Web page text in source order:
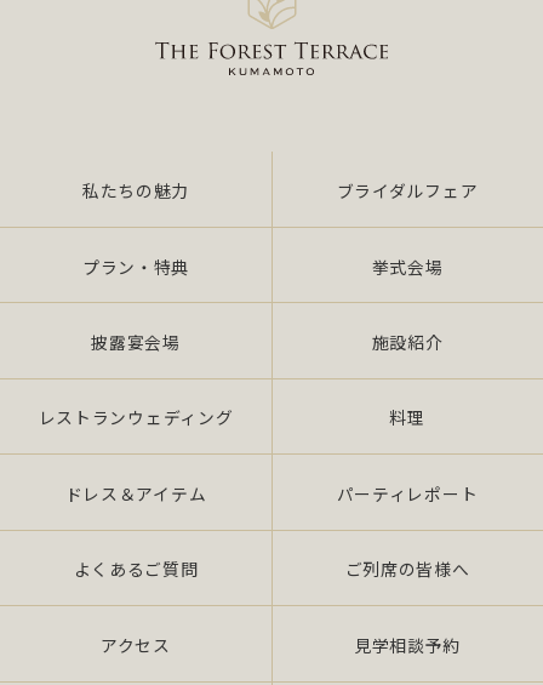
（2）互助会掛金の回収および案内に関する業務
（3）少額短期保険募集代理店としての保険募集およ
また、当社は特定された個人情報の利用目的の達成
に必要な範囲を超えた個人情報の取扱い（目的外利
用）を行いません。
人情報保護マネジメントシステムの要求事項」に準
拠したマネジメン トシステムを遵守し、厳正な管理
の下で行います。
2.個人情報の適切な取扱い
当社は、個人情報の取扱いに関し、JIS Q 15001：
2006 の要求事項、法令「個人情報保護法（平成 17
年 4 月施行）（以下、「法」 という。）」及び社団
法人全日本冠婚葬祭互助協会が定める指針、その他
の規範を遵守いたします。
私たちの魅力 ブライダルフェア
プラン・特典 挙式会場
披露宴会場 施設紹介
レストランウェディング 料理
ドレス＆アイテム パーティレポート
よくあるご質問 ご列席の皆様へ
アクセス 見学相談予約